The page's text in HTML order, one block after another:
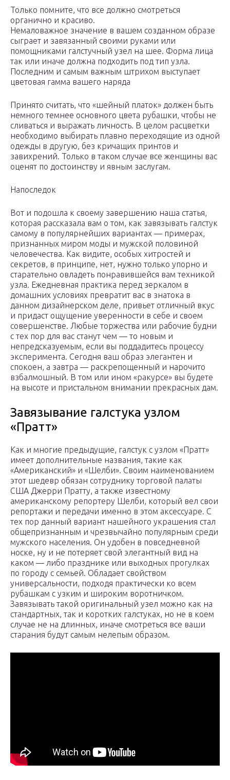
Только помните, что все должно смотреться
органично и красиво.
Немаловажное значение в вашем созданном образе
сыграет и завязанный своими руками или
помощниками галстучный узел на шее. Форма лица
так или иначе должна подходить под тип узла.
Последним и самым важным штрихом выступает
цветовая гамма вашего наряда
Принято считать, что «шейный платок» должен быть
немного темнее основного цвета рубашки, чтобы не
сливаться и выражать личность. В целом расцветки
необходимо выбирать плавно переходящие из одной
одежды в другую, без кричащих принтов и
завихрений. Только в таком случае все женщины вас
оценят по достоинству и явным заслугам.
Напоследок
Вот и подошла к своему завершению наша статья,
которая рассказала вам о том, как завязывать галстук
самому в популярнейших вариантах — примерах,
признанных миром моды и мужской половиной
человечества. Как видите, особых хитростей и
секретов, в принципе, нет, нужно только упорно и
старательно овладеть понравившейся вам техникой
узла. Ежедневная практика перед зеркалом в
домашних условиях превратит вас в знатока в
данном дизайнерском деле, привьет отличный вкус
и придаст ощущение уверенности в себе и своем
совершенстве. Любые торжества или рабочие будни
с тех пор для вас станут чем — то новым и
непредсказуемым, если вы поддадитесь процессу
эксперимента. Сегодня ваш образ элегантен и
спокоен, а завтра — раскрепощенный и нарочито
взбалмошный. В том или ином «ракурсе» вы будете
на высоте и пристальном внимании прекрасных дам.
Завязывание галстука узлом
«Пратт»
Как и многие предыдущие, галстук с узлом «Пратт»
имеет дополнительные названия, такие как
«Американский» и «Шелби». Своим наименованием
этот шедевр обязан сотруднику торговой палаты
США Джерри Пратту, а также известному
американскому репортеру Шелби, который вел свои
репортажи и передачи именно в этом аксессуаре. С
тех пор данный вариант нашейного украшения стал
общепризнанным и чрезвычайно популярным среди
мужского населения. Он удобен в повседневной
носке, ну и не потеряет свой элегантный вид на
каком — либо празднике или выходных прогулках
по городу с семьей. Обладает свойством
универсальности, подходя практически ко всем
рубашкам с узким и широким воротничком.
Завязывать такой оригинальный узел можно как на
стандартных, так и коротких галстуках, но не в коем
случае не на длинных, иначе смотреться все ваши
старания будут самым нелепым образом.